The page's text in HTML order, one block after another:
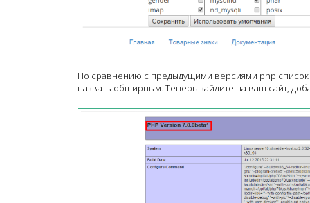
По сравнению с предыдущими версиями php
назвать обширным. Теперь зайдите на ваш сайт,